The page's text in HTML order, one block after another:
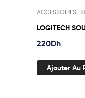
ACCESSOIRES
LOGITECH
220Dh
Ajouter Au